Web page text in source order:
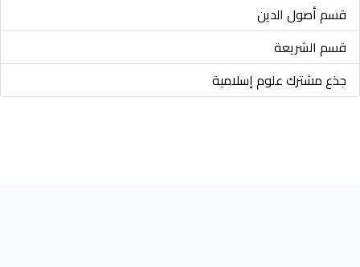
قسم أصول الدين
قسم الشريعة
جذع مشترك علوم إسلامية